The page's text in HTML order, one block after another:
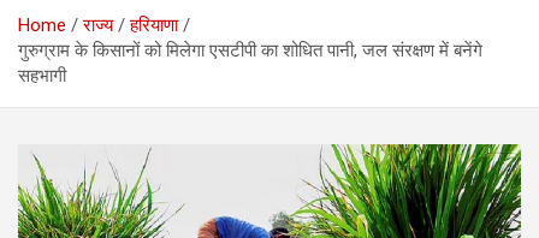
Home राज्य
हरियाणा
गुरुग्राम के किसानों को मिलेगा एसटीपी का शोधित पानी, जल संरक्षण में बनेंगे
सहभागी